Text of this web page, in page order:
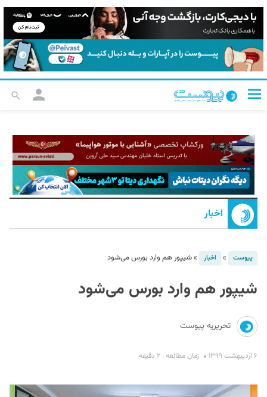
اخبار
پیوست » اخبار »شیپور هم وارد بورس می‌شود
شیپور هم وارد بورس می‌شود
تحریریه پیوست
۶ اردیبهشت ۱۳۹۹ زمان مطالعه : ۲ دقیقه